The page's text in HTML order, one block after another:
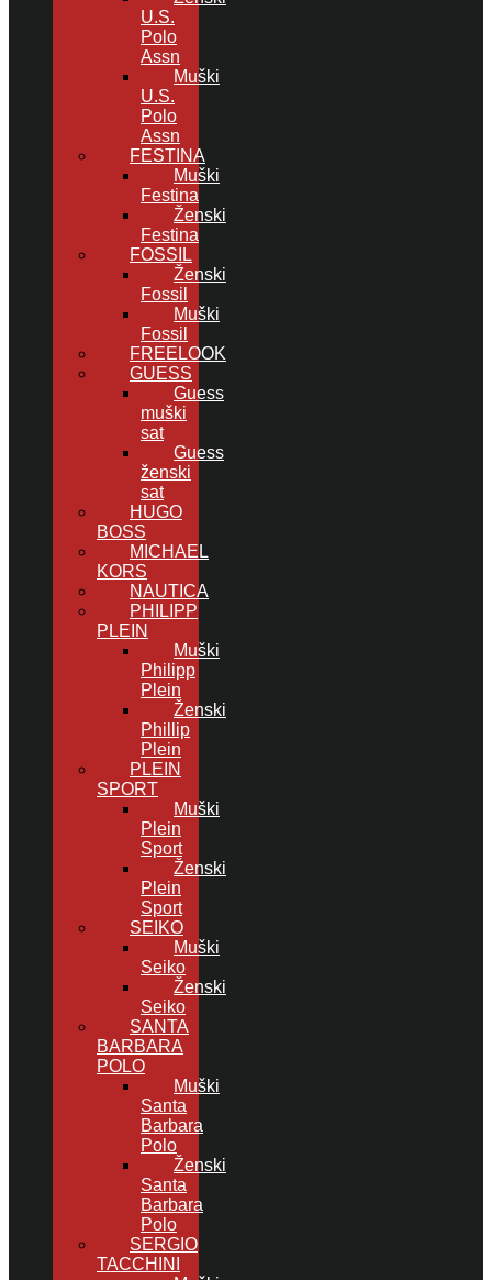
U.S.
Polo
Assn
Muški
U.S.
Polo
Assn
FESTINA
Muški
Festina
Ženski
Festina
FOSSIL
Ženski
Fossil
Muški
Fossil
FREELOOK
GUESS
Guess
muški
sat
Guess
ženski
sat
HUGO
BOSS
MICHAEL
KORS
NAUTICA
PHILIPP
PLEIN
Muški
Philipp
Plein
Ženski
Phillip
Plein
PLEIN
SPORT
Muški
Plein
Sport
Ženski
Plein
Sport
SEIKO
Muški
Seiko
Ženski
Seiko
SANTA
BARBARA
POLO
Muški
Santa
Barbara
Polo
Ženski
Santa
Barbara
Polo
SERGIO
TACCHINI